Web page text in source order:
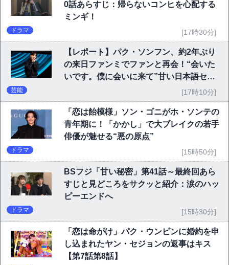
0話あらすじ：帰らないコンヒを心配する
ミンギ！
ドラマ [17時30分]
【レポート】パク・ソンフン、約2年ぶり
の来日ファンミでファンと再会！“会いた
いです。僕に会いに来て”甘い日本語セリ
芸能 [17時10分]
「恋は飴模様」ソン・ゴニがホ・ソンテの
青年期に！「かかし」で大ブレイクの若手
俳優が魅せる“悪の原点”
ドラマ [15時50分]
BSフジ「甘い秘密」第41話～最終回あら
すじと見どころをサクッと紹介：涙のハッ
ピーエンドへ
ドラマ [15時30分]
「恋は命がけ」パク・ウンビンに婚約を申
し込まれたヤン・セジョンの返事はキス
【第7話第8話】